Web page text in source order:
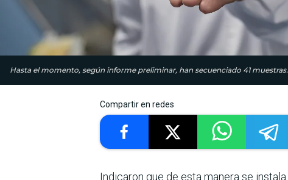
Hasta el momento, según informe preliminar, han secuenciado 41
Compartir en redes
Indicaron que de esta manera se